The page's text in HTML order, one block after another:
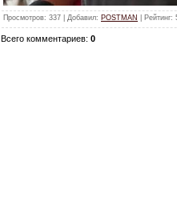
Просмотров: 337 | Добавил: POSTMAN Рейтинг:
Всего комментариев: 0